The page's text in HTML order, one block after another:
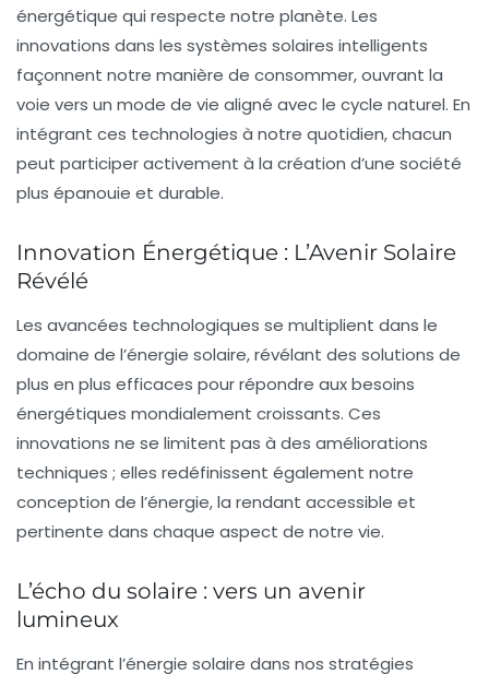
énergétique qui respecte notre planète. Les
innovations dans les systèmes solaires intelligents
façonnent notre manière de consommer, ouvrant la
voie vers un mode de vie aligné avec le cycle naturel. En
intégrant ces technologies à notre quotidien, chacun
peut participer activement à la création d’une société
plus épanouie et durable.
Innovation Énergétique : L’Avenir Solaire
Révélé
Les avancées technologiques se multiplient dans le
domaine de l’énergie solaire, révélant des solutions de
plus en plus efficaces pour répondre aux besoins
énergétiques mondialement croissants. Ces
innovations ne se limitent pas à des améliorations
techniques ; elles redéfinissent également notre
conception de l’énergie, la rendant accessible et
pertinente dans chaque aspect de notre vie.
L’écho du solaire : vers un avenir
lumineux
En intégrant l’énergie solaire dans nos stratégies